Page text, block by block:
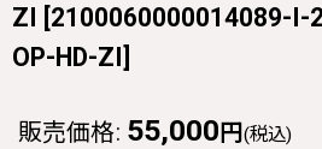
ZI [2100060000014089-I-
OP-HD-ZI]
販売価格: 55,000 円 (税込)